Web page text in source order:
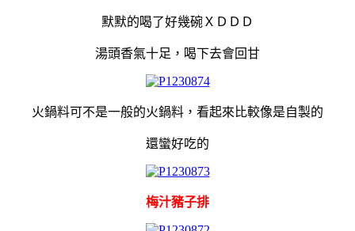
默默的喝了好幾碗ＸＤＤＤ
湯頭香氣十足，喝下去會回甘
火鍋料可不是一般的火鍋料，看起來比較像是自製的
還蠻好吃的
梅汁豬子排